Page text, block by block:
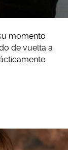
momento
de vuelta a